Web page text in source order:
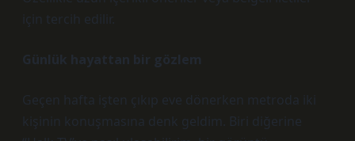
için tercih edilir.
Günlük hayattan bir gözlem
Geçen hafta işten çıkıp eve dönerken metroda iki
kişinin konuşmasına denk geldim. Biri diğerine